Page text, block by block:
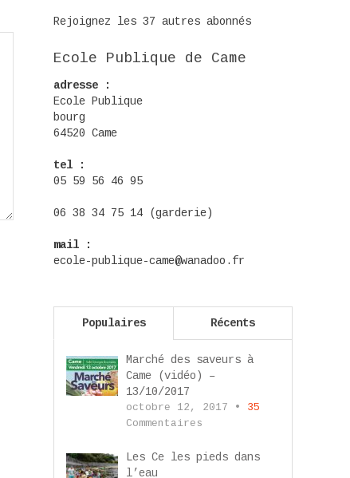
Rejoignez les 37 autres abonnés
Ecole Publique de Came
adresse :
Ecole Publique
bourg
64520 Came
tel :
05 59 56 46 95
06 38 34 75 14 (garderie)
mail :
ecole-publique-came@wanadoo.fr
Populaires Récents
Marché des saveurs à
Came (vidéo) –
13/10/2017
octobre 12, 2017 • 35
Commentaires
Les Ce les pieds dans
l’eau